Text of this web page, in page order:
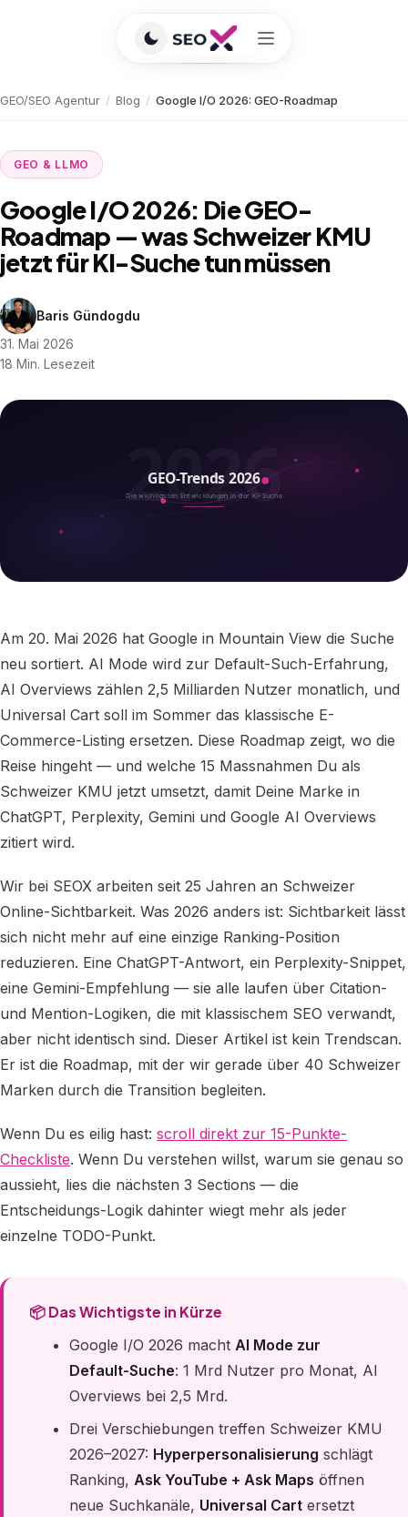
GEO/SEO Agentur / Blog / Google I/O 2026: GEO-Roadmap
GEO & LLMO
Google I/O 2026: Die GEO-
Roadmap — was Schweizer KMU
jetzt für KI-Suche tun müssen
Baris Gündogdu
31. Mai 2026
18 Min. Lesezeit
Am 20. Mai 2026 hat Google in Mountain View die Suche
neu sortiert. AI Mode wird zur Default-Such-Erfahrung,
AI Overviews zählen 2,5 Milliarden Nutzer monatlich, und
Universal Cart soll im Sommer das klassische E-
Commerce-Listing ersetzen. Diese Roadmap zeigt, wo die
Reise hingeht — und welche 15 Massnahmen Du als
Schweizer KMU jetzt umsetzt, damit Deine Marke in
ChatGPT, Perplexity, Gemini und Google AI Overviews
zitiert wird.
Wir bei SEOX arbeiten seit 25 Jahren an Schweizer
Online-Sichtbarkeit. Was 2026 anders ist: Sichtbarkeit lässt
sich nicht mehr auf eine einzige Ranking-Position
reduzieren. Eine ChatGPT-Antwort, ein Perplexity-Snippet,
eine Gemini-Empfehlung — sie alle laufen über Citation-
und Mention-Logiken, die mit klassischem SEO verwandt,
aber nicht identisch sind. Dieser Artikel ist kein Trendscan.
Er ist die Roadmap, mit der wir gerade über 40 Schweizer
Marken durch die Transition begleiten.
Wenn Du es eilig hast: scroll direkt zur 15-Punkte-
Checkliste. Wenn Du verstehen willst, warum sie genau so
aussieht, lies die nächsten 3 Sections — die
Entscheidungs-Logik dahinter wiegt mehr als jeder
einzelne TODO-Punkt.
📦 Das Wichtigste in Kürze
Google I/O 2026 macht AI Mode zur
Default-Suche: 1 Mrd Nutzer pro Monat, AI
Overviews bei 2,5 Mrd.
Drei Verschiebungen treffen Schweizer KMU
2026–2027: Hyperpersonalisierung schlägt
Ranking, Ask YouTube + Ask Maps öffnen
neue Suchkanäle, Universal Cart ersetzt